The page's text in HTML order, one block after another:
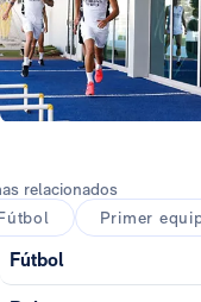
relacionados
Primer
Fútbol